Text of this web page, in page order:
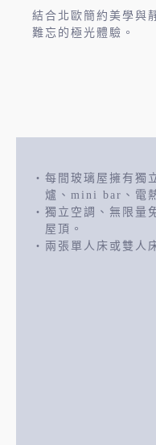
結合北歐簡約美學與
難忘的極光體驗。
每間玻璃屋擁有獨
爐、mini bar、電
獨立空調、無限量
屋頂。
兩張單人床或雙人